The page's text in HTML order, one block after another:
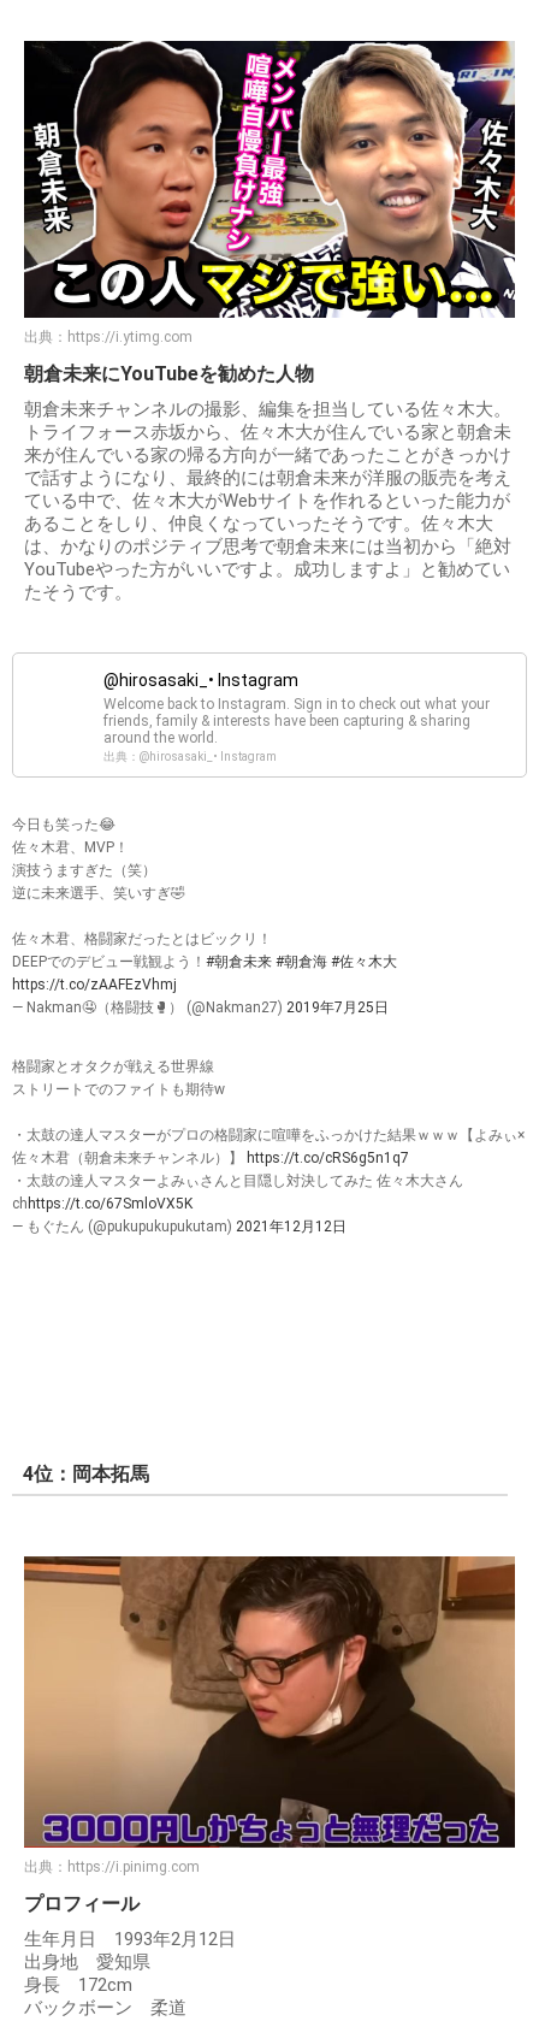
出典： https://i.ytimg.com
朝倉未来にYouTubeを勧めた人物
朝倉未来チャンネルの撮影、編集を担当している佐々木大。
トライフォース赤坂から、佐々木大が住んでいる家と朝倉未
来が住んでいる家の帰る方向が一緒であったことがきっかけ
で話すようになり、最終的には朝倉未来が洋服の販売を考え
ている中で、佐々木大がWebサイトを作れるといった能力が
あることをしり、仲良くなっていったそうです。佐々木大
は、かなりのポジティブ思考で朝倉未来には当初から「絶対
YouTubeやった方がいいですよ。成功しますよ」と勧めてい
たそうです。
@hirosasaki_• Instagram
Welcome back to Instagram. Sign in to check out what your
friends, family & interests have been capturing & sharing
around the world.
出典：@hirosasaki_• Instagram
今日も笑った😂
佐々木君、MVP！
演技うますぎた（笑）
逆に未来選手、笑いすぎ🤣
佐々木君、格闘家だったとはビックリ！
DEEPでのデビュー戦観よう！ #朝倉未来 #朝倉海 #佐々木大
https://t.co/zAAFEzVhmj
— Nakman🤤（格闘技🥊） (@Nakman27) 2019年7月25日
格闘家とオタクが戦える世界線
ストリートでのファイトも期待w
・太鼓の達人マスターがプロの格闘家に喧嘩をふっかけた結果ｗｗｗ【よみぃ×
佐々木君（朝倉未来チャンネル）】
https://t.co/cRS6g5n1q7
・太鼓の達人マスターよみぃさんと目隠し対決してみた 佐々木大さん
ch https://t.co/67SmloVX5K
— もぐたん (@pukupukupukutam) 2021年12月12日
4位：岡本拓馬
出典： https://i.pinimg.com
プロフィール
生年月日 1993年2月12日
出身地 愛知県
身長 172cm
バックボーン 柔道